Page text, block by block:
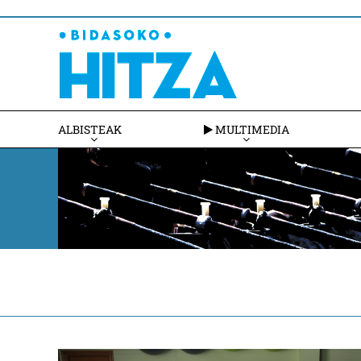
ALBISTEAK MULTIMEDIA